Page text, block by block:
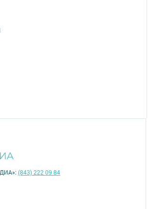
(843) 222 09 84